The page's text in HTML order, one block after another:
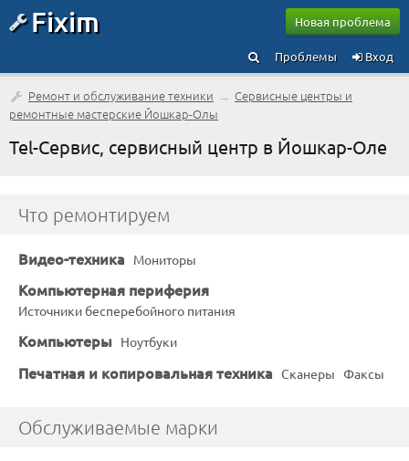
Fixim Новая проблема
Вход
Проблемы
Ремонт и обслуживание техники → Сервисные центры и
ремонтные мастерские Йошкар-Олы
Tel-Сервис, сервисный центр в Йошкар-Оле
Что ремонтируем
Видео-техника Мониторы
Компьютерная периферия
Источники бесперебойного питания
Компьютеры Ноутбуки
Печатная и копировальная техника Сканеры Факсы
Обслуживаемые марки